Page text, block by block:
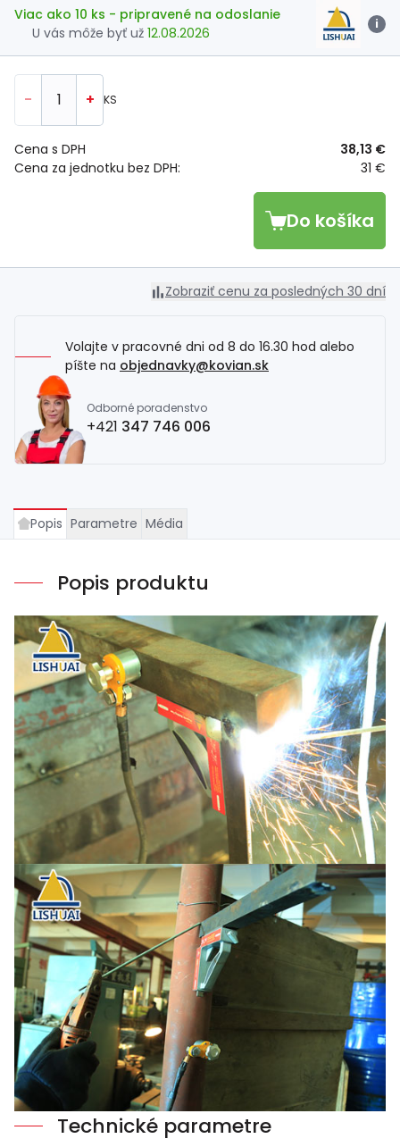
Viac ako 10 ks - pripravené na odoslanie
U vás môže byť už 12.08.2026
i
- + KS
Cena za jednotku bez DPH: 31 €
Cena s DPH 38,13 €
Do košíka
Zobraziť cenu za posledných 30 dní
Volajte v pracovné dni od 8 do 16.30 hod alebo
píšte na objednavky@kovian.sk
Odborné poradenstvo
+421 347 746 006
Popis Parametre Média
Popis produktu
Technické parametre